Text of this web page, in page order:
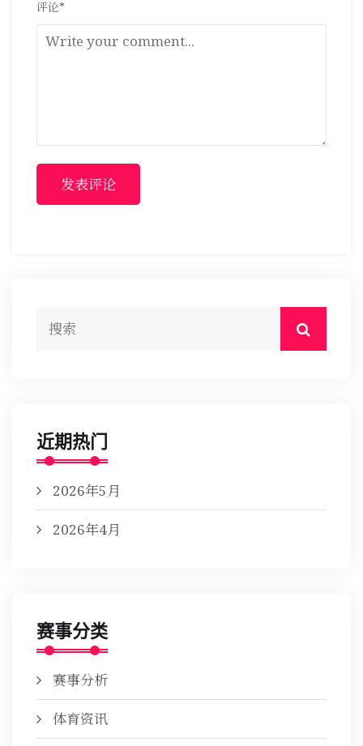
评论*
发表评论
近期热门
2026年5月
2026年4月
赛事分类
赛事分析
体育资讯